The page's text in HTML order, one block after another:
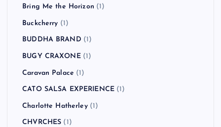
Bring Me the Horizon (1)
Buckcherry (1)
BUDDHA BRAND (1)
BUGY CRAXONE(1)
Caravan Palace (1)
CATO SALSA EXPERIENCE (1)
Charlotte Hatherley(1)
CHVRCHES (1)